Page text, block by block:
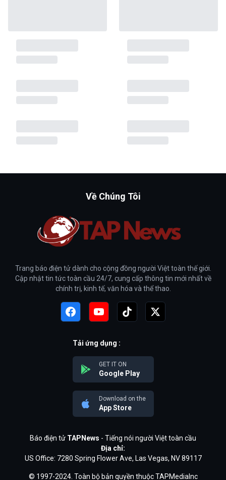
Về Chúng Tôi
Trang báo điện tử dành cho cộng đồng người Việt toàn thế giới.
Cập nhật tin tức toàn cầu 24/7, cung cấp thông tin mới nhất về
chính trị, kinh tế, văn hóa và thể thao.
Tải ứng dụng :
GET IT ON
Google Play
Download on the
App Store
Báo điện tử TAPNews - Tiếng nói người Việt toàn cầu
Địa chỉ:
US Office: 7280 Spring Flower Ave, Las Vegas, NV 89117
© 1997-2024. Toàn bộ bản quyền thuộc TAPMediaInc